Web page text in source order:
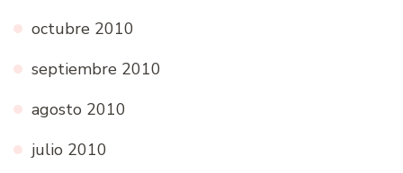
octubre 2010
septiembre 2010
agosto 2010
julio 2010